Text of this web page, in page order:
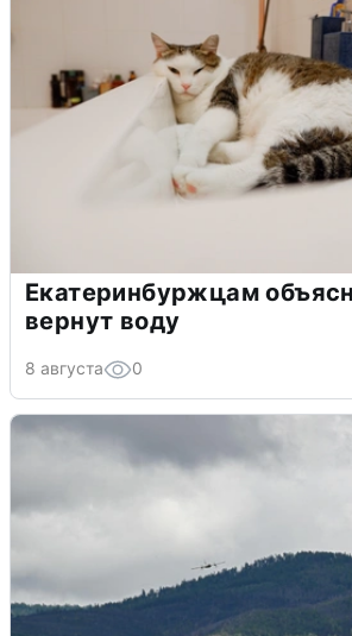
Екатеринбуржцам
вернут воду
8 августа 0